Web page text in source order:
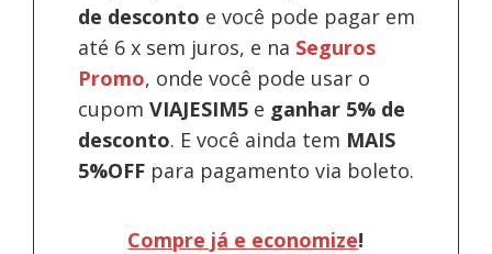
de desconto e você pode pagar em
até 6 x sem juros, e na Seguros
Promo, onde você pode usar o
cupomVIAJESIM5 e ganhar 5% de
desconto. E você ainda tem MAIS
5%OFF para pagamento via boleto.
Compre já e economize!